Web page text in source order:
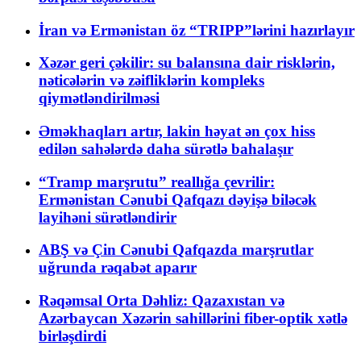
İran və Ermənistan öz “TRIPP”lərini hazırlayır
Xəzər geri çəkilir: su balansına dair risklərin,
nəticələrin və zəifliklərin kompleks
qiymətləndirilməsi
Əməkhaqları artır, lakin həyat ən çox hiss
edilən sahələrdə daha sürətlə bahalaşır
“Tramp marşrutu” reallığa çevrilir:
Ermənistan Cənubi Qafqazı dəyişə biləcək
layihəni sürətləndirir
ABŞ və Çin Cənubi Qafqazda marşrutlar
uğrunda rəqabət aparır
Rəqəmsal Orta Dəhliz: Qazaxıstan və
Azərbaycan Xəzərin sahillərini fiber-optik xətlə
birləşdirdi